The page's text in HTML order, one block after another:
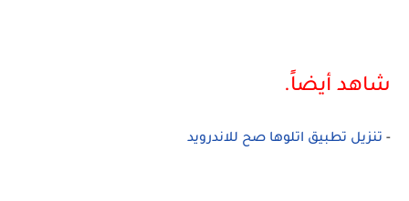
شاهد أيضاً.
- تنزيل تطبيق اتلوها صح للاندرويد